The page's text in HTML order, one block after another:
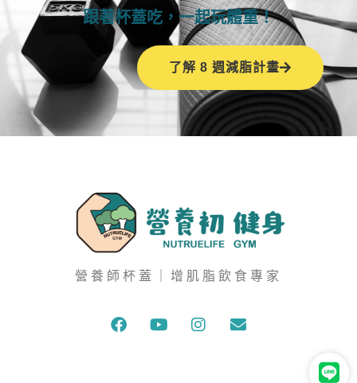
跟著杯蓋吃，一起玩體重！
了解 8 週減脂計畫
營養師杯蓋｜增肌脂飲食專家